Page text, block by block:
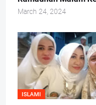
Mesjid Darul Ma'arif,
March 24, 2024
ISLAMI